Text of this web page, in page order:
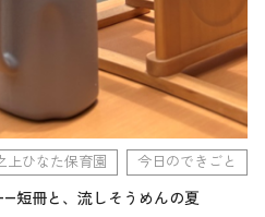
上ひなた保育園 今日のできごと
短冊と、流しそうめんの夏